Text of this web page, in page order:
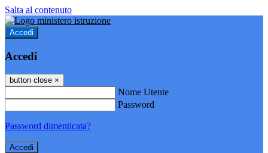
Salta al contenuto
Accedi
Accedi
button close ×
Nome Utente
Password
Password dimenticata?